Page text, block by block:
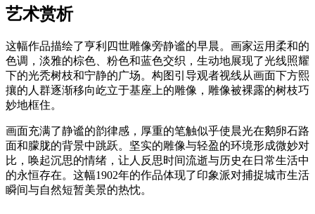
艺术赏析
这幅作品描绘了亨利四世雕像旁静谧的早晨。画家运用柔和的
色调，淡雅的棕色、粉色和蓝色交织，生动地展现了光线照耀
下的光秃树枝和宁静的广场。构图引导观者视线从画面下方熙
攘的人群逐渐移向屹立于基座上的雕像，雕像被裸露的树枝巧
妙地框住。
画面充满了静谧的韵律感，厚重的笔触似乎使晨光在鹅卵石路
面和朦胧的背景中跳跃。坚实的雕像与轻盈的环境形成微妙对
比，唤起沉思的情绪，让人反思时间流逝与历史在日常生活中
的永恒存在。这幅1902年的作品体现了印象派对捕捉城市生活
瞬间与自然短暂美景的热忱。